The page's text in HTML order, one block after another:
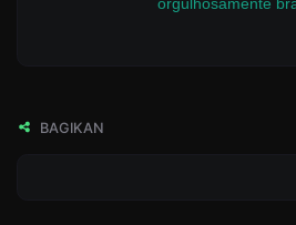
orgulhosamente
BAGIKAN